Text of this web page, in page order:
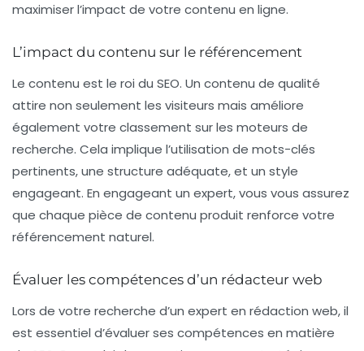
maximiser l’impact de votre contenu en ligne.
L’impact du contenu sur le référencement
Le contenu est le roi du SEO. Un contenu de qualité
attire non seulement les visiteurs mais améliore
également votre classement sur les moteurs de
recherche. Cela implique l’utilisation de mots-clés
pertinents, une structure adéquate, et un style
engageant. En engageant un expert, vous vous assurez
que chaque pièce de contenu produit renforce votre
référencement naturel.
Évaluer les compétences d’un rédacteur web
Lors de votre recherche d’un expert en rédaction web, il
est essentiel d’évaluer ses compétences en matière